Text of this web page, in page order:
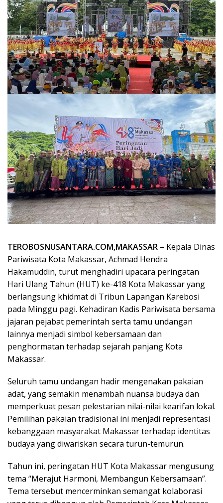
TEROBOSNUSANTARA.COM,MAKASSAR – Kepala Dinas
Pariwisata Kota Makassar, Achmad Hendra
Hakamuddin, turut menghadiri upacara peringatan
Hari Ulang Tahun (HUT) ke-418 Kota Makassar yang
berlangsung khidmat di Tribun Lapangan Karebosi
pada Minggu pagi. Kehadiran Kadis Pariwisata bersama
jajaran pejabat pemerintah serta tamu undangan
lainnya menjadi simbol kebersamaan dan
penghormatan terhadap sejarah panjang Kota
Makassar.
Seluruh tamu undangan hadir mengenakan pakaian
adat, yang semakin menambah nuansa budaya dan
memperkuat pesan pelestarian nilai-nilai kearifan lokal.
Pemilihan pakaian tradisional ini menjadi representasi
kebanggaan masyarakat Makassar terhadap identitas
budaya yang diwariskan secara turun-temurun.
Tahun ini, peringatan HUT Kota Makassar mengusung
tema “Merajut Harmoni, Membangun Kebersamaan”.
Tema tersebut mencerminkan semangat kolaborasi